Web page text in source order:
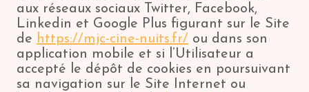
aux réseaux sociaux Twitter, Facebook,
Linkedin et Google Plus figurant sur le Site
de https://mjc-cine-nuits.fr/ ou dans son
application mobile et si l’Utilisateur a
accepté le dépôt de cookies en poursuivant
sa navigation sur le Site Internet ou